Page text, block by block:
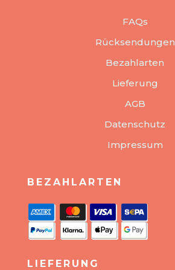
FAQs
Rücksendungen
Bezahlarten
Lieferung
AGB
Datenschutz
Impressum
BEZAHLARTEN
LIEFERUNG